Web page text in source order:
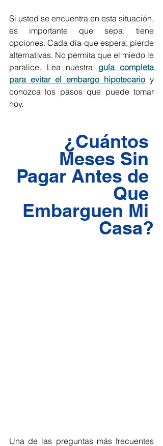
Si usted se encuentra en esta situación,
es importante que sepa: tiene
opciones. Cada día que espera, pierde
alternativas. No permita que el miedo le
paralice. Lea nuestra guía completa
para evitar el embargo hipotecario y
conozca los pasos que puede tomar
hoy.
¿Cuántos
Meses Sin
Pagar Antes de
Que
Embarguen Mi
Casa?
Una de las preguntas más frecuentes